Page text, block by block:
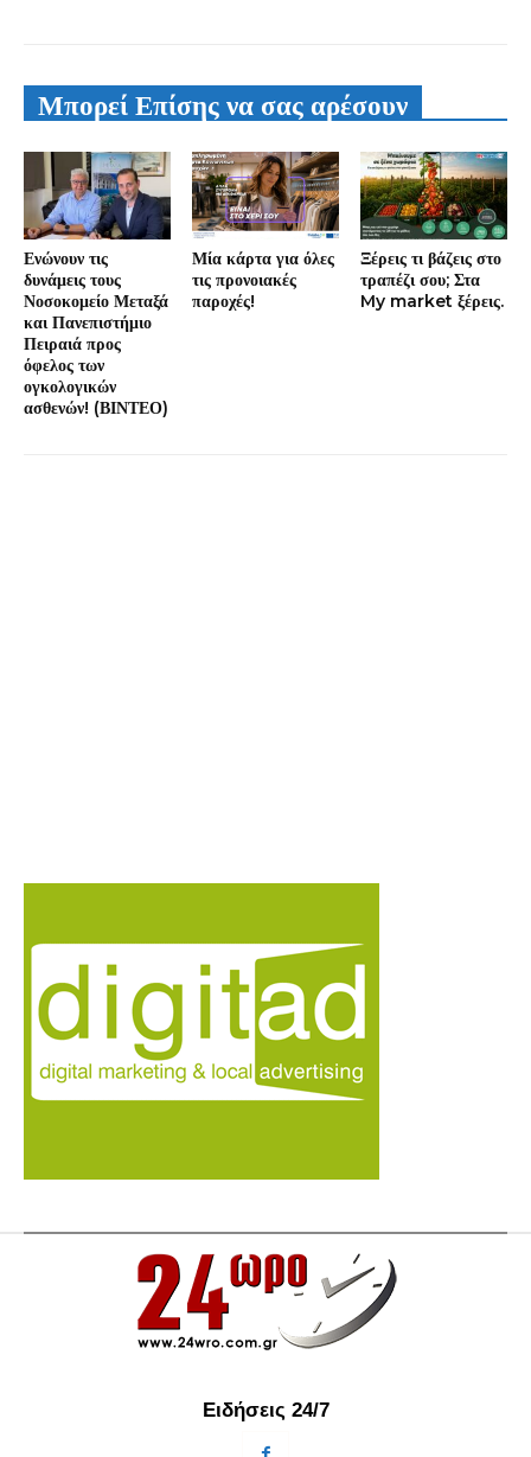
Μπορεί Επίσης να σας αρέσουν
Ενώνουν τις
δυνάμεις τους
Νοσοκομείο Μεταξά
και Πανεπιστήμιο
Πειραιά προς
όφελος των
ογκολογικών
ασθενών! (ΒΙΝΤΕΟ)
Μία κάρτα για όλες
τις προνοιακές
παροχές!
Ξέρεις τι βάζεις στο
τραπέζι σου; Στα
My market ξέρεις.
Ειδήσεις 24/7